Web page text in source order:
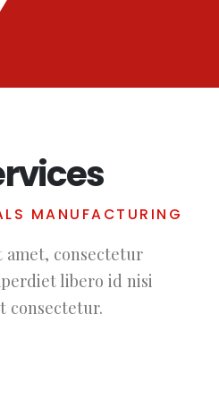
MANUFACTURING
consectetur
libero id nisi
consectetur.